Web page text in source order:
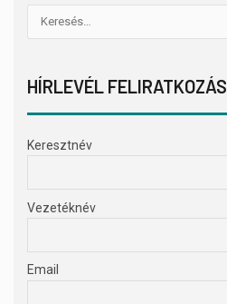
HÍRLEVÉL FELIRATKOZÁS
Keresztnév
Vezetéknév
Email